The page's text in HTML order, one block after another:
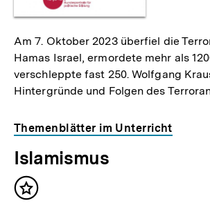
Am 7. Oktober 2023 überfiel die
Hamas Israel, ermordete mehr als
verschleppte fast 250. Wolfgang
Hintergründe und Folgen des
Themenblätter im Unterricht
Islamismus
Inhalt